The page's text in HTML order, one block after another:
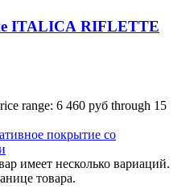
ITALICA RIFLETTE
range: 6 460 руб through 15
имеет несколько вариаций.
товара.